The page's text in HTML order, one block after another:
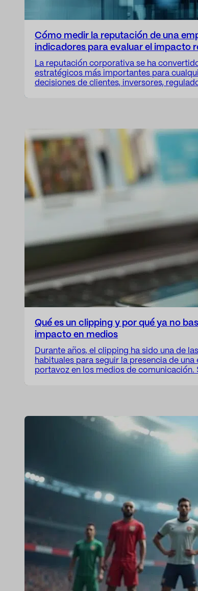
Cómo medir la reputación de una
indicadores para evaluar el impacto
La reputación corporativa se ha
estratégicos más importantes para
decisiones de clientes, inversores,
Qué es un clipping y por qué ya no
impacto en medios
Durante años, el clipping ha sido una de
habituales para seguir la presencia de
portavoz en los medios de comunicación.